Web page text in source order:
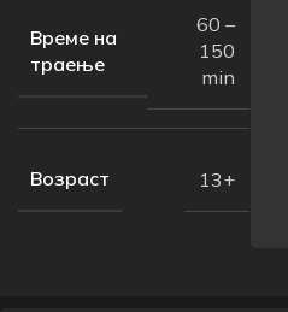
Време на
траење
60 –
150
min
Возраст 13+